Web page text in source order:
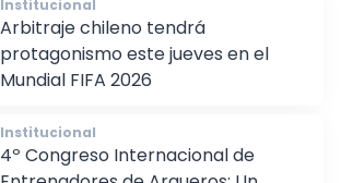
Institucional
Arbitraje chileno tendrá
protagonismo este jueves en el
Institucional
4º Congreso Internacional de